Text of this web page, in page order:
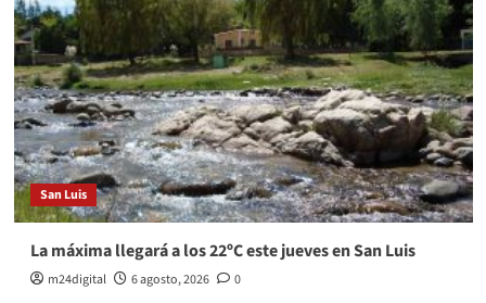
San Luis
La máxima llegará a los 22ºC este jueves en San Luis
m24digital 6 agosto, 2026 0